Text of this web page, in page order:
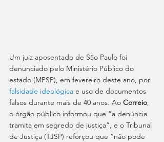
Um juiz aposentado de São Paulo foi
denunciado pelo Ministério Público do
estado (MPSP), em fevereiro deste ano, por
falsidade ideológica e uso de documentos
falsos durante mais de 40 anos. Ao Correio,
o órgão público informou que “a denúncia
tramita em segredo de justiça”, e o Tribunal
de Justiça (TJSP) reforçou que “não pode